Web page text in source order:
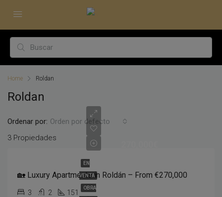
Home Roldan
Roldan
3 Propiedades
Ordenar por: Orden por defecto
EN
VENTA
OBRA
🏡 Luxury Apartments in Roldán – From €270,000
3 2 151